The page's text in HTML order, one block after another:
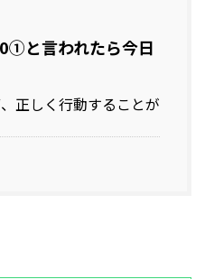
と言われたら今日
正しく行動することが